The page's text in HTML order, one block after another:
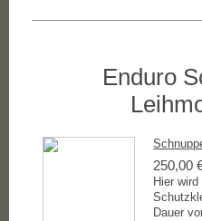
Enduro
250,00
Hier
Dauer